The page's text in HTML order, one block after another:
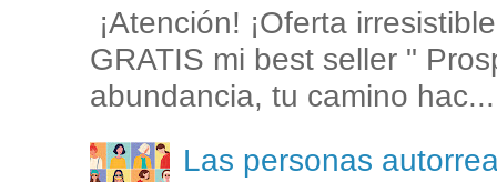
¡Atención! ¡Oferta
GRATIS mi best seller "
abundancia, tu camino hac...
Las personas